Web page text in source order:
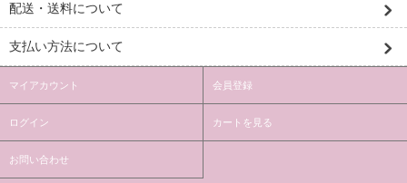
配送・送料について
支払い方法について
マイアカウント 会員登録
ログイン カートを見る
お問い合わせ